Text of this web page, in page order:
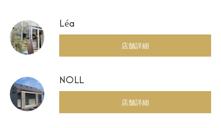
Léa
店舗詳細
NOLL
店舗詳細